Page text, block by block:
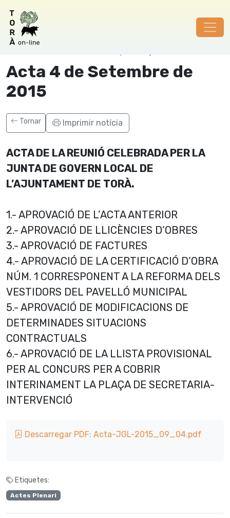
Acta 4 de Setembre de
2015
Tornar Imprimir notícia
ACTA DE LA REUNIÓ CELEBRADA PER LA
JUNTA DE GOVERN LOCAL DE
L’AJUNTAMENT DE TORÀ.
1.- APROVACIÓ DE L’ACTA ANTERIOR
2.- APROVACIÓ DE LLICÈNCIES D’OBRES
3.- APROVACIÓ DE FACTURES
4.- APROVACIÓ DE LA CERTIFICACIÓ D’OBRA
NÚM. 1 CORRESPONENT A LA REFORMA DELS
VESTIDORS DEL PAVELLÓ MUNICIPAL
5.- APROVACIÓ DE MODIFICACIONS DE
DETERMINADES SITUACIONS
CONTRACTUALS
6.- APROVACIÓ DE LA LLISTA PROVISIONAL
PER AL CONCURS PER A COBRIR
INTERINAMENT LA PLAÇA DE SECRETARIA-
INTERVENCIÓ
Descarregar PDF: Acta-JGL-2015_09_04.pdf
Etiquetes:
Actes Plenari